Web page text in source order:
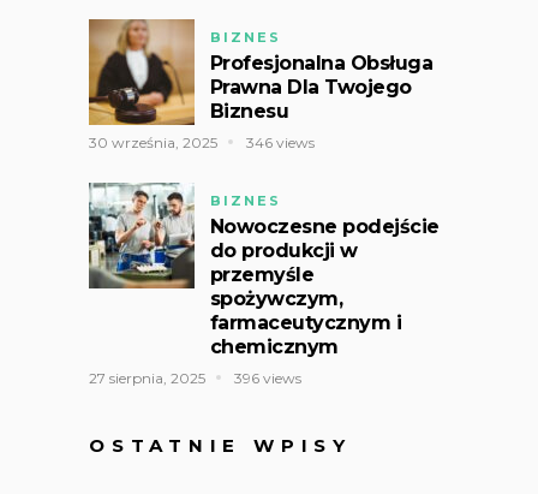
BIZNES
Profesjonalna Obsługa
Prawna Dla Twojego
Biznesu
30 września, 2025 346 views
BIZNES
Nowoczesne podejście
do produkcji w
przemyśle
spożywczym,
farmaceutycznym i
chemicznym
27 sierpnia, 2025 396 views
OSTATNIE WPISY